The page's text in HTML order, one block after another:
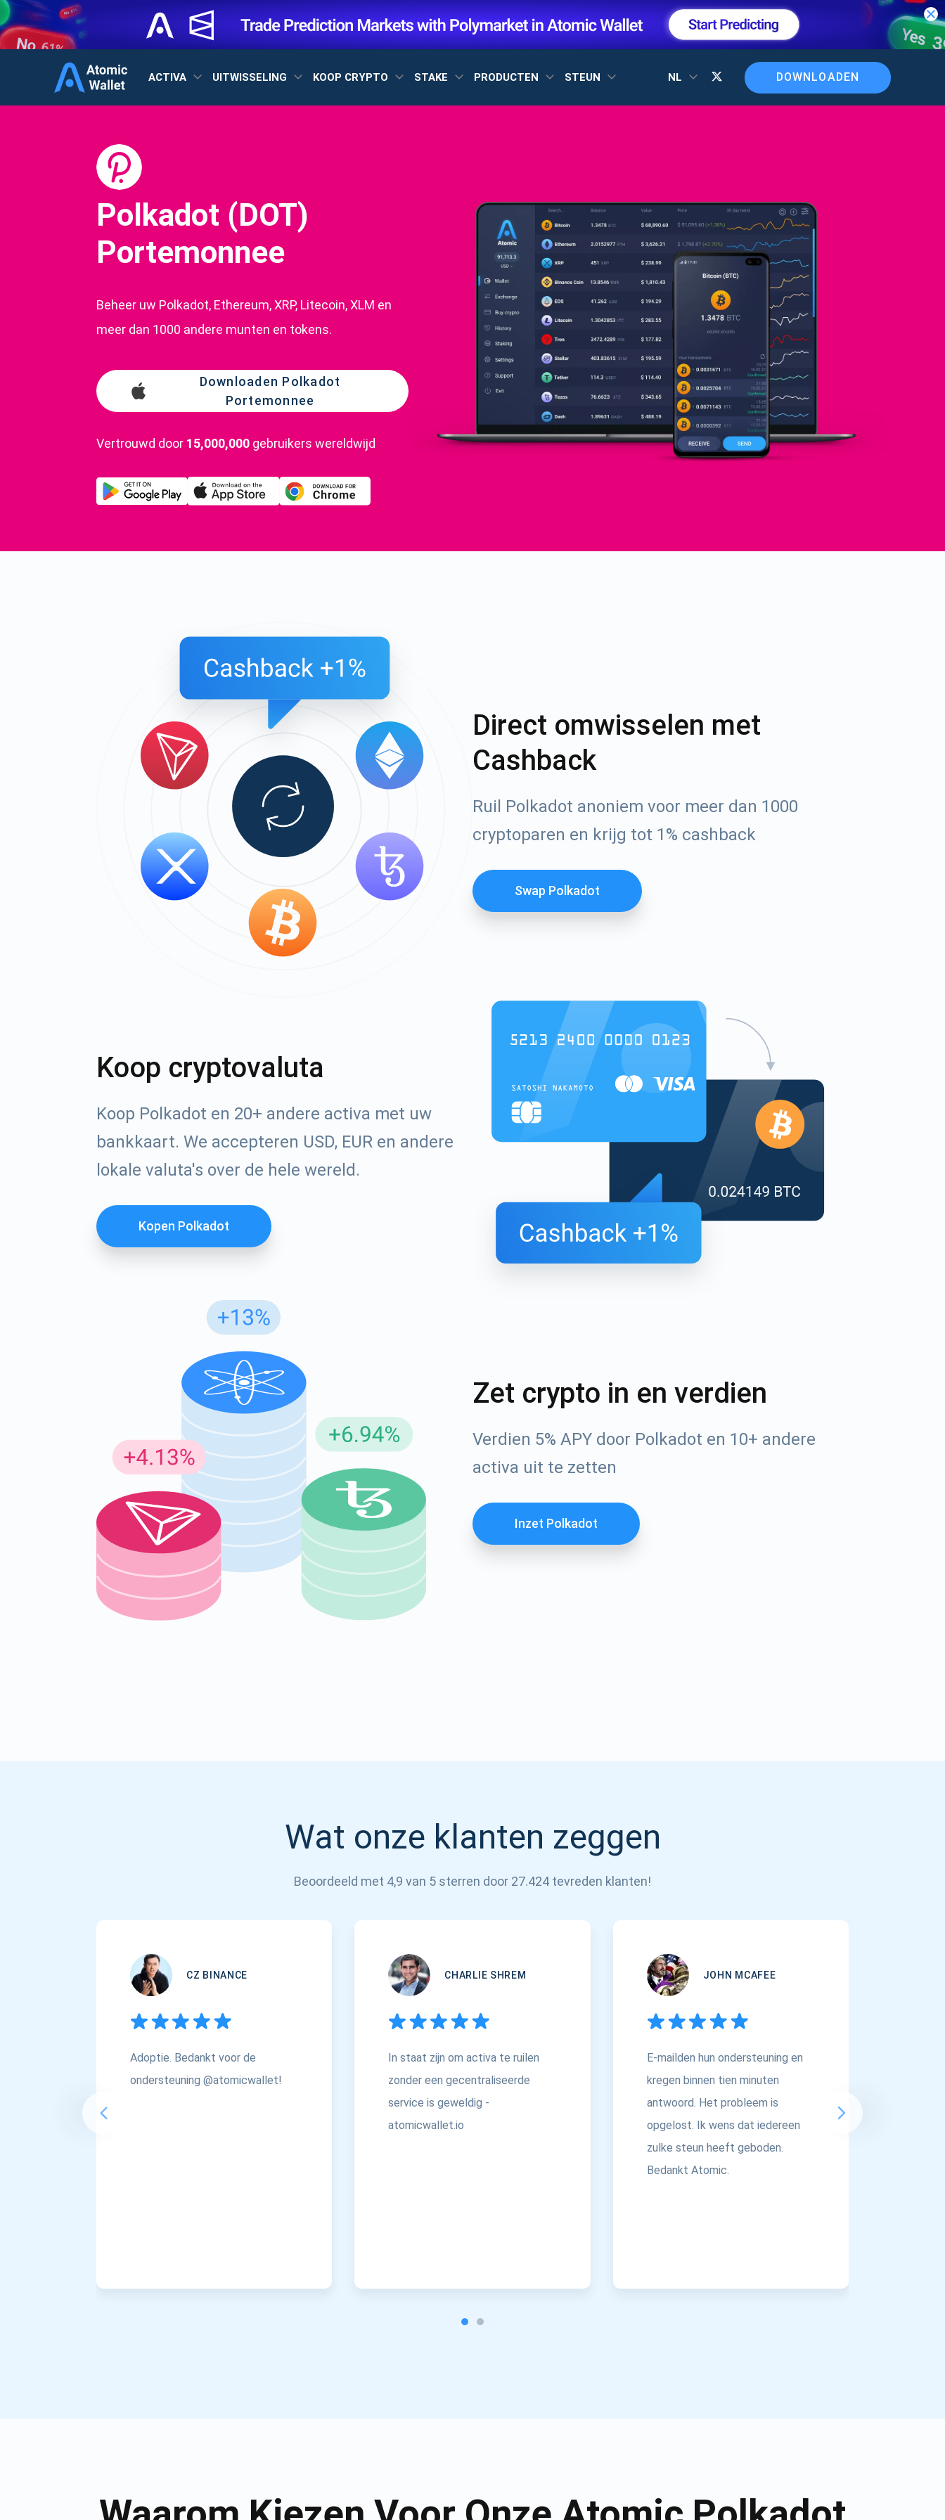
ACTIVA UITWISSELING KOOP CRYPTO STAKE PRODUCTEN STEUN NL DOWNLOADEN
Polkadot (DOT)
Portemonnee
Beheer uw Polkadot, Ethereum, XRP, Litecoin, XLM en
meer dan 1000 andere munten en tokens.
Downloaden Polkadot
Portemonnee
Vertrouwd door 15,000,000 gebruikers wereldwijd
Direct omwisselen met
Cashback
Ruil Polkadot anoniem voor meer dan 1000
cryptoparen en krijg tot 1% cashback
Swap Polkadot
Koop cryptovaluta
Koop Polkadot en 20+ andere activa met uw
bankkaart. We accepteren USD, EUR en andere
lokale valuta's over de hele wereld.
Kopen Polkadot
Zet crypto in en verdien
Verdien 5% APY door Polkadot en 10+ andere
activa uit te zetten
Inzet Polkadot
Wat onze klanten zeggen
Beoordeeld met 4,9 van 5 sterren door 27.424 tevreden klanten!
CZ BINANCE
Adoptie. Bedankt voor de
ondersteuning @atomicwallet!
CHARLIE SHREM
In staat zijn om activa te ruilen
zonder een gecentraliseerde
service is geweldig -
atomicwallet.io
JOHN MCAFEE
E-mailden hun ondersteuning en
kregen binnen tien minuten
antwoord. Het probleem is
opgelost. Ik wens dat iedereen
zulke steun heeft geboden.
Bedankt Atomic.
support@atomicwallet.io
Check ons ​​YouTube
Abonneer u op updates
Ontvang als eerste de nieuwste projectupdates en cryptogidsen
Abonneren